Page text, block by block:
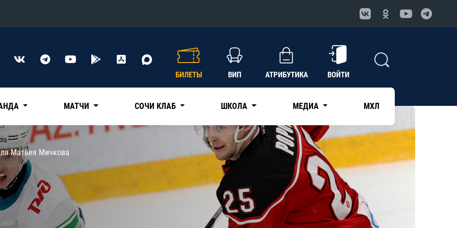
Конференция «Восток»
Нефтехимик
Трактор
Дивизион Чернышева
Авангард
Адмирал
КХЛ
БИЛЕТЫ ВИП АТРИБУТИКА ВОЙТИ
МАТЧИ СОЧИ КЛАБ ШКОЛА МЕДИА МХЛ
Матвея Мичкова